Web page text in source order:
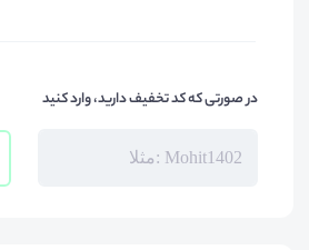
در صورتی که کد تخفیف دارید، وارد کنید